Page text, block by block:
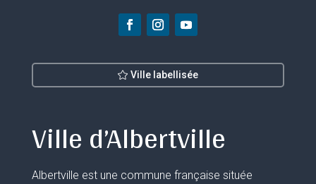
Ville labellisée
Ville d’Albertville
Albertville est une commune française située